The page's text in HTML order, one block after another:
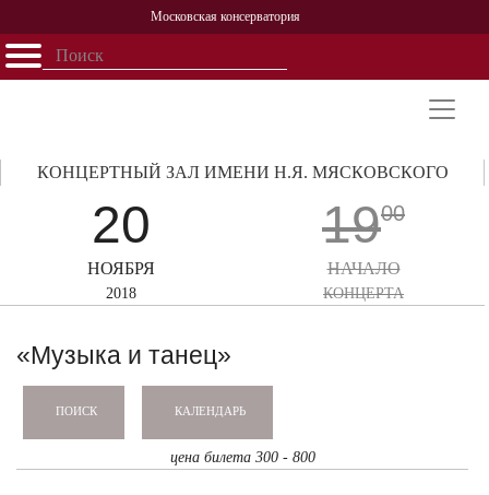
Московская консерватория
Открыть - закрыть
Персоналии
История
20
НОЯБРЯ
2018
КОНЦЕРТНЫЙ ЗАЛ ИМЕНИ Н.Я. МЯСКОВСКОГО
1900
НАЧАЛО
КОНЦЕРТА
«Музыка и танец»
ПОИСК КАЛЕНДАРЬ
цена билета 300 - 800